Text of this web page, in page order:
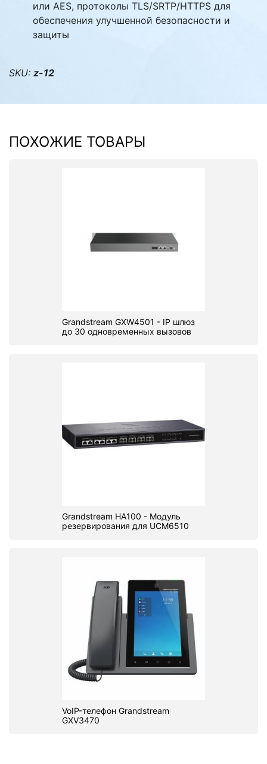
или AES, протоколы TLS/SRTP/HTTPS для
обеспечения улучшенной безопасности и
защиты
SKU: z-12
ПОХОЖИЕ ТОВАРЫ
Grandstream GXW4501 - IP шлюз
до 30 одновременных вызовов
Grandstream HA100 - Модуль
резервирования для UCM6510
VoIP-телефон Grandstream
GXV3470